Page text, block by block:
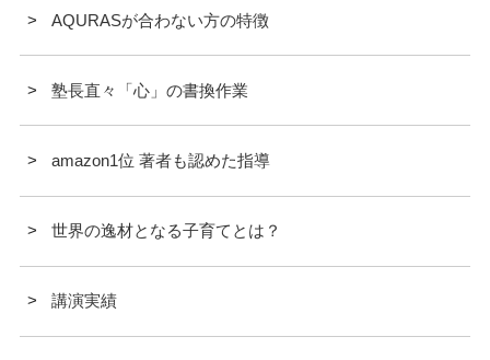
AQURASが合わない方の特徴
塾長直々「心」の書換作業
amazon1位 著者も認めた指導
世界の逸材となる子育てとは？
講演実績